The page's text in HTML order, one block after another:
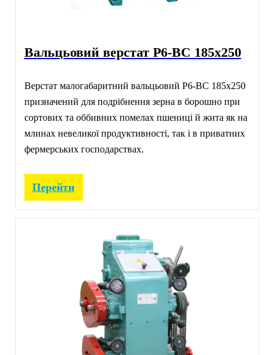
Вальцьовий верстат Р6-ВС 185х250
Верстат малогабаритний вальцьовий Р6-ВС 185х250
призначений для подрібнення зерна в борошно при
сортових та оббивних помелах пшениці й жита як на
млинах невеликої продуктивності, так і в приватних
фермерських господарствах.
Перейти